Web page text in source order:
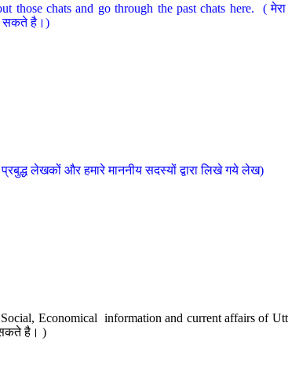
those chats and go through the past chats here. (
सकते है।)
लेखकों और हमारे माननीय सदस्यों द्वारा लिखे गये लेख)
Economical information and current affairs of
सकते है। )